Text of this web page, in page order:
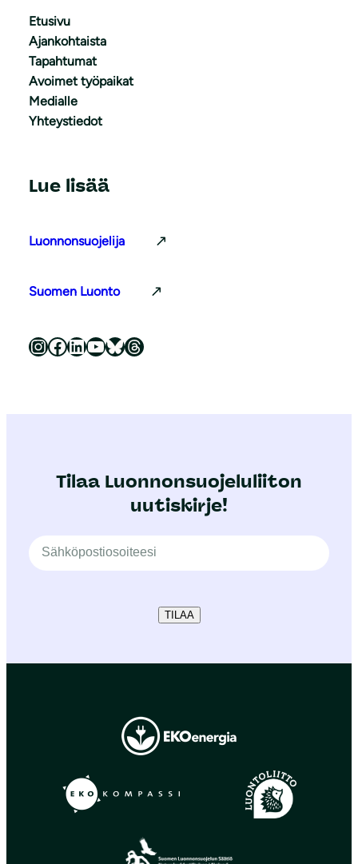
Etusivu
Ajankohtaista
Tapahtumat
Avoimet työpaikat
Medialle
Yhteystiedot
Lue lisää
Luonnonsuojelija
Suomen Luonto
Luonnonsuojeluliitto Instagramissa Luonnonsuojeluliitto Facebookissa Luonnonsuojeluliitto LinkedInissä Luonnonsuojeluliiton YouTube-kanava Luonnonsuojeluliitto Blueskyssa Luonnonsuojeluliitto Threadsissa
Tilaa Luonnonsuojeluliiton
uutiskirje!
TILAA